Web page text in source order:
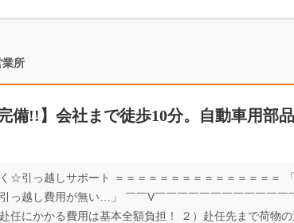
所
備!!】会社まで徒歩10分。自動車用部
☆引っ越しサポート ＝＝＝＝＝＝＝＝＝＝＝＝＝＝＝
っ越し費用が無い…」 ￣￣V￣￣￣￣￣￣￣￣￣￣￣￣
任にかかる費用は基本全額負担！ ２）赴任先まで荷物